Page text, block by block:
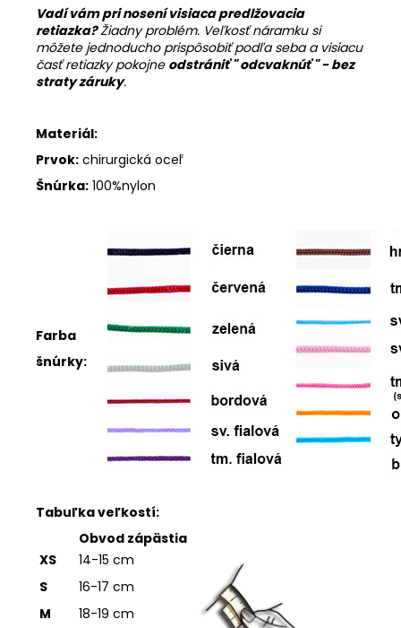
Vadí vám pri nosení visiaca predlžovacia
retiazka?Žiadny problém. Veľkosť náramku si
môžete jednoducho prispôsobiť podľa seba a visiacu
časť retiazky pokojne odstrániť "odcvaknúť " - bez
straty záruky.
Materiál:
Prvok: chirurgická oceľ
Šnúrka: 100%nylon
Farba
šnúrky:
Tabuľka veľkostí:
Obvod zápästia
XS
14-15 cm
S
16-17 cm
M
18-19 cm